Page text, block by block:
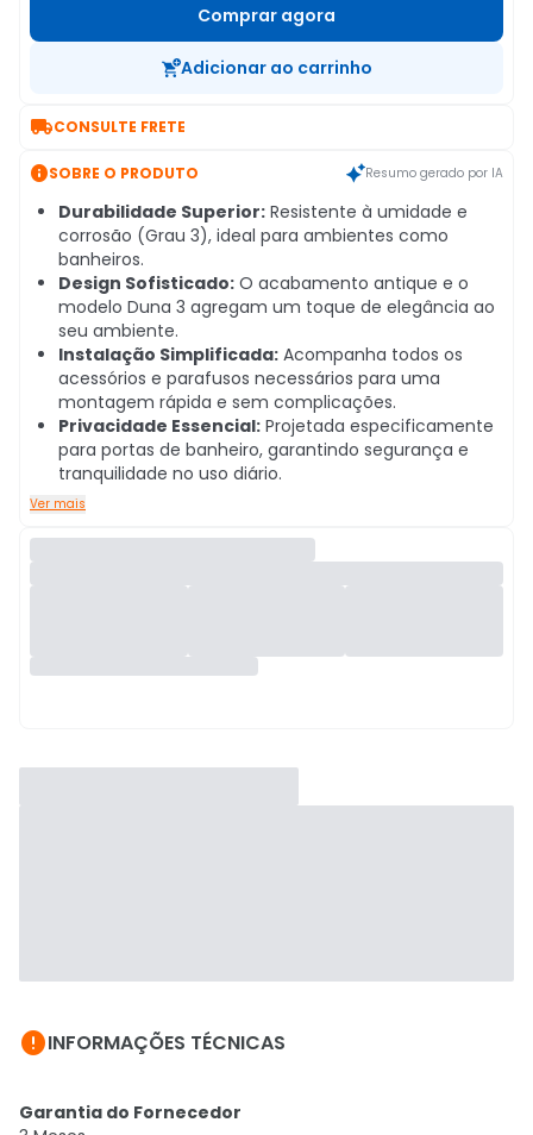
Comprar agora
Adicionar ao carrinho
CONSULTE FRETE
SOBRE O PRODUTO Resumo gerado por IA
Durabilidade Superior: Resistente à umidade e
corrosão (Grau 3), ideal para ambientes como
banheiros.
Design Sofisticado: O acabamento antique e o
modelo Duna 3 agregam um toque de elegância ao
seu ambiente.
Instalação Simplificada: Acompanha todos os
acessórios e parafusos necessários para uma
montagem rápida e sem complicações.
Privacidade Essencial: Projetada especificamente
para portas de banheiro, garantindo segurança e
tranquilidade no uso diário.
Ver mais
INFORMAÇÕES TÉCNICAS
Garantia do Fornecedor